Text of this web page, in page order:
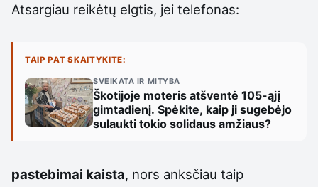
Atsargiau reikėtų elgtis, jei telefonas:
TAIP PAT SKAITYKITE:
SVEIKATA IR MITYBA
Škotijoje moteris atšventė 105-ąjį
gimtadienį. Spėkite, kaip ji sugebėjo
sulaukti tokio solidaus amžiaus?
pastebimai kaista, nors anksčiau taip